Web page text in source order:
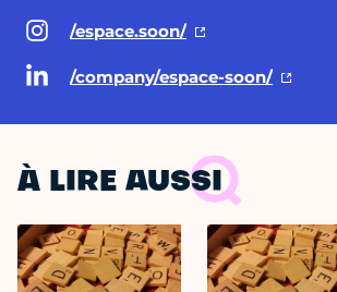
/espace.soon/
/company/espace-soon/
À LIRE AUSSI